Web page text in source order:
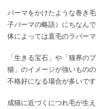
パーマをかけたような巻き
子パーマの略語）にちなん
体によっては直毛のラパーマ
「生きる宝石」や「猫界の
猫」のイメージが強いもの
不格好になる場合が多いです
成猫に近づくにつれ毛が生